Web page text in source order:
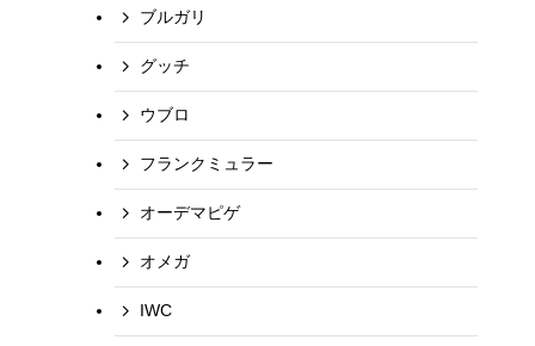
ブルガリ
グッチ
ウブロ
フランクミュラー
オーデマピゲ
オメガ
IWC